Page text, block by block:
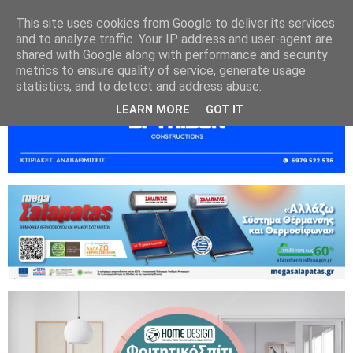
This site uses cookies from Google to deliver its services
and to analyze traffic. Your IP address and user-agent are
shared with Google along with performance and security
metrics to ensure quality of service, generate usage
statistics, and to detect and address abuse.
LEARN MORE GOT IT